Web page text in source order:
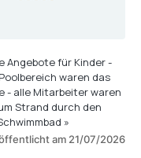
waren das
Wald -sehr aufmerksame Lifeguards im Schwimmbad »
am 21/07/2026